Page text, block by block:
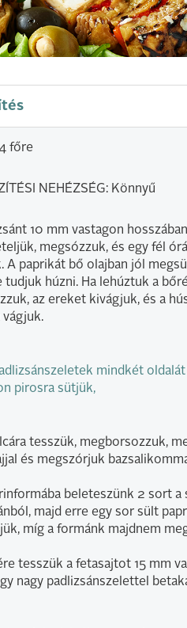
főre
NEHÉZSÉG: Könnyű
10 mm vastagon hosszában
megsózzuk, és egy fél
A paprikát bő olajban jól
tudjuk húzni. Ha lehúztuk a
az ereket kivágjuk, és a
vágjuk.
mindkét
pirosra sütjük,
tesszük, megborsozzuk,
és megszórjuk
beleteszünk 2 sort a
majd erre egy sor sült
míg a formánk majdnem
tesszük a fetasajtot 15 mm
nagy padlizsánszelettel